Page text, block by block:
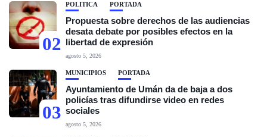
02
POLÍTICA PORTADA
Propuesta sobre derechos de las audiencias
desata debate por posibles efectos en la
libertad de expresión
agosto 5, 2026
03
MUNICIPIOS PORTADA
Ayuntamiento de Umán da de baja a dos
policías tras difundirse video en redes
sociales
agosto 5, 2026